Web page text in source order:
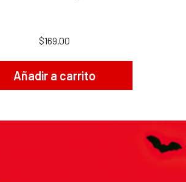
$169.00
Añadir a carrito